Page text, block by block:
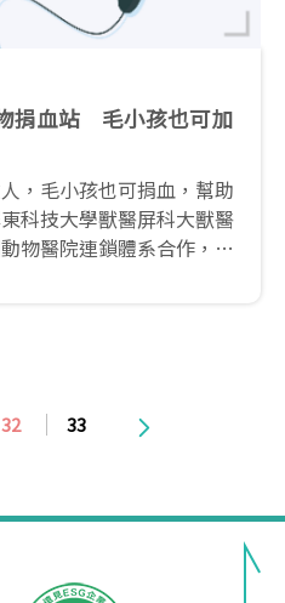
捐血站 毛小孩也可加
，毛小孩也可捐血，幫助
科技大學獸醫屏科大獸醫
物醫院連鎖體系合作，共
32 33